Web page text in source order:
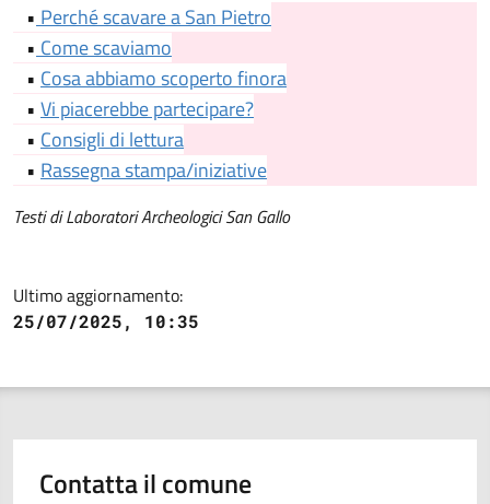
• Perché scavare a San Pietro
• Come scaviamo
• Cosa abbiamo scoperto finora
• Vi piacerebbe partecipare?
• Consigli di lettura
• Rassegna stampa/iniziative
Testi di Laboratori Archeologici San Gallo
Ultimo aggiornamento:
25/07/2025, 10:35
Contatta il comune